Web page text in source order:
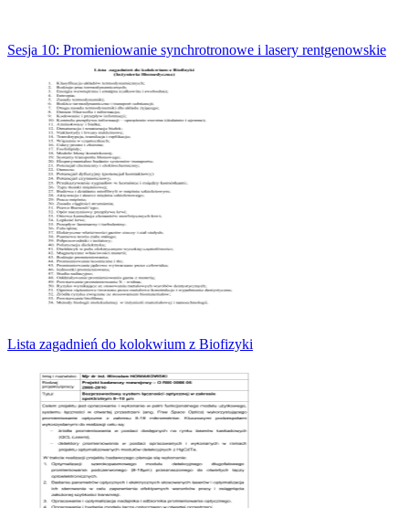
Sesja 10: Promieniowanie synchrotronowe i lasery rentgenowskie
Lista zagadnień do kolokwium z Biofizyki